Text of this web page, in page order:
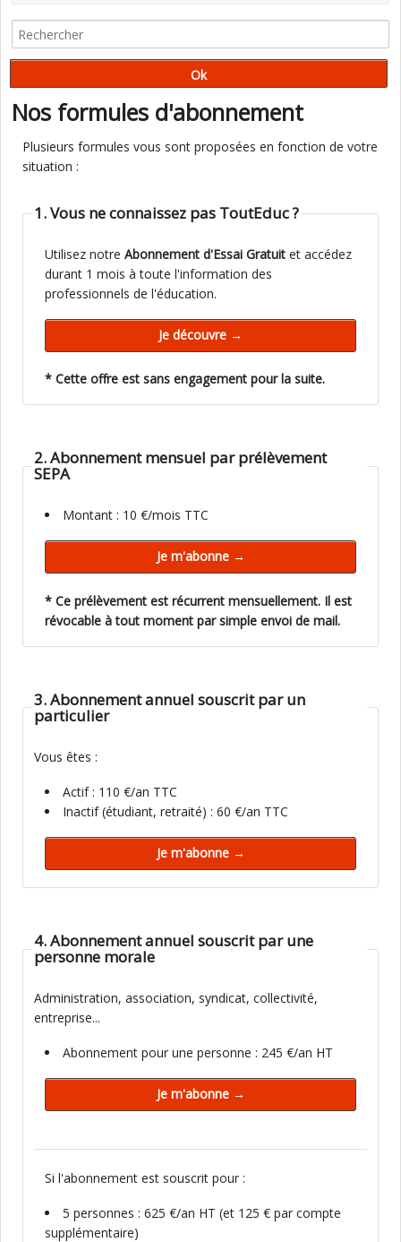
Nos formules d'abonnement
Plusieurs formules vous sont proposées en fonction de votre
situation :
1. Vous ne connaissez pas ToutEduc ?
Utilisez notre Abonnement d'Essai Gratuit et accédez
durant 1 mois à toute l'information des
professionnels de l'éducation.
* Cette offre est sans engagement pour la suite.
2. Abonnement mensuel par prélèvement
SEPA
Montant : 10 €/mois TTC
* Ce prélèvement est récurrent mensuellement. Il est
révocable à tout moment par simple envoi de mail.
3. Abonnement annuel souscrit par un
particulier
Vous êtes :
Actif : 110 €/an TTC
Inactif (étudiant, retraité) : 60 €/an TTC
4. Abonnement annuel souscrit par une
personne morale
Administration, association, syndicat, collectivité,
entreprise...
Abonnement pour une personne : 245 €/an HT
Si l'abonnement est souscrit pour :
5 personnes : 625 €/an HT (et 125 € par compte
supplémentaire)